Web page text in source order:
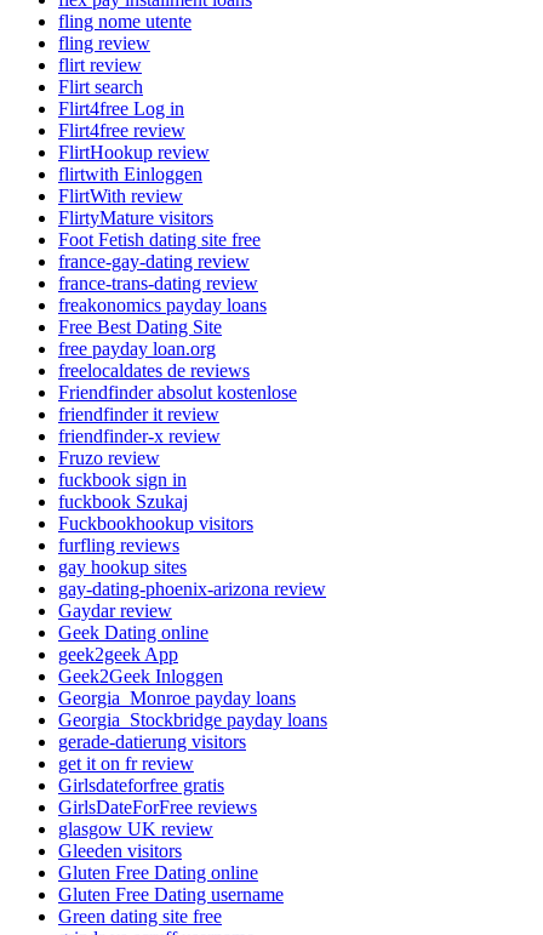
fling nome utente
fling review
flirt review
Flirt search
Flirt4free Log in
Flirt4free review
FlirtHookup review
flirtwith Einloggen
FlirtWith review
FlirtyMature visitors
Foot Fetish dating site free
france-gay-dating review
france-trans-dating review
freakonomics payday loans
Free Best Dating Site
free payday loan.org
freelocaldates de reviews
Friendfinder absolut kostenlose
friendfinder it review
friendfinder-x review
Fruzo review
fuckbook sign in
fuckbook Szukaj
Fuckbookhookup visitors
furfling reviews
gay hookup sites
gay-dating-phoenix-arizona review
Gaydar review
Geek Dating online
geek2geek App
Geek2Geek Inloggen
Georgia_Monroe payday loans
Georgia_Stockbridge payday loans
gerade-datierung visitors
get it on fr review
Girlsdateforfree gratis
GirlsDateForFree reviews
glasgow UK review
Gleeden visitors
Gluten Free Dating online
Gluten Free Dating username
Green dating site free